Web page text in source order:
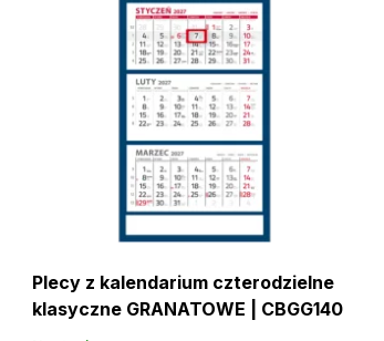
Plecy z kalendarium czterodzielne
klasyczne GRANATOWE | CBGG140